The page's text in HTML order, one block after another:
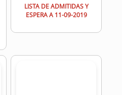
LISTA DE ADMITIDAS Y
ESPERA A 11-09-2019